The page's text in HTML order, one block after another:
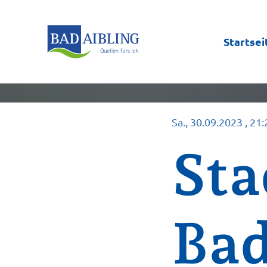
Sa., 30.09.2023 ,